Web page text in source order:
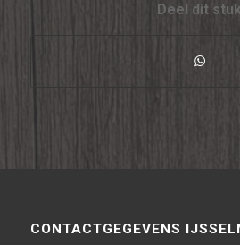
Deel dit stuk
CONTACTGEGEVENS